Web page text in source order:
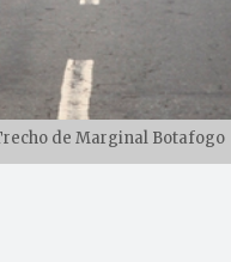
de Marginal Botafogo